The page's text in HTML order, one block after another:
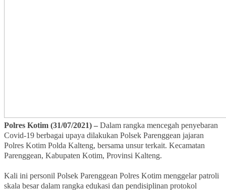
Polres Kotim (31/07/2021) – Dalam rangka mencegah penyebaran
Covid-19 berbagai upaya dilakukan Polsek Parenggean jajaran
Polres Kotim Polda Kalteng, bersama unsur terkait. Kecamatan
Parenggean, Kabupaten Kotim, Provinsi Kalteng.
Kali ini personil Polsek Parenggean Polres Kotim menggelar patroli
skala besar dalam rangka edukasi dan pendisiplinan protokol